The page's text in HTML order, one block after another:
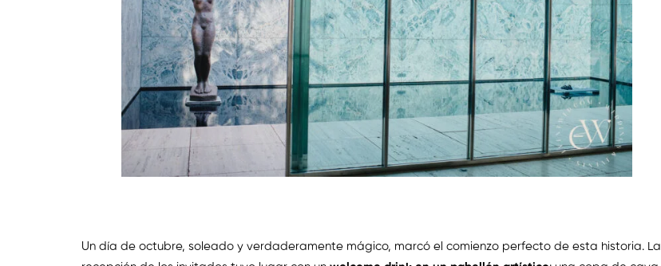
Un día de octubre, soleado y verdaderamente mágico, marcó el comienzo perfecto de esta historia. La